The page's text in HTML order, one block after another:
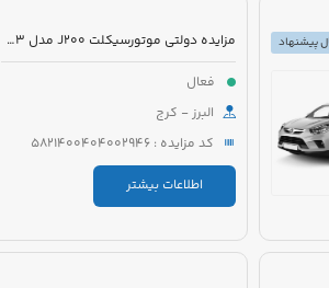
پیشنهاد
مزایده دولتی موتورسیکلت J200 مدل 1403 رنگ بادمجانی
فعال
البرز - کرج
کد مزایده : 5821400404002946
اطلاعات بیشتر